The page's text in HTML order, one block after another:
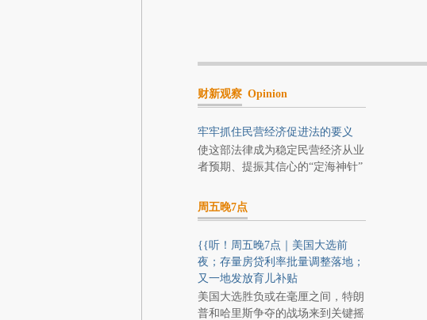
财新观察 Opinion
牢牢抓住民营经济促进法的要义
使这部法律成为稳定民营经济从业
者预期、提振其信心的“定海神针”
周五晚7点
{{听！周五晚7点｜美国大选前
夜；存量房贷利率批量调整落地；
又一地发放育儿补贴
美国大选胜负或在毫厘之间，特朗
普和哈里斯争夺的战场来到关键摇